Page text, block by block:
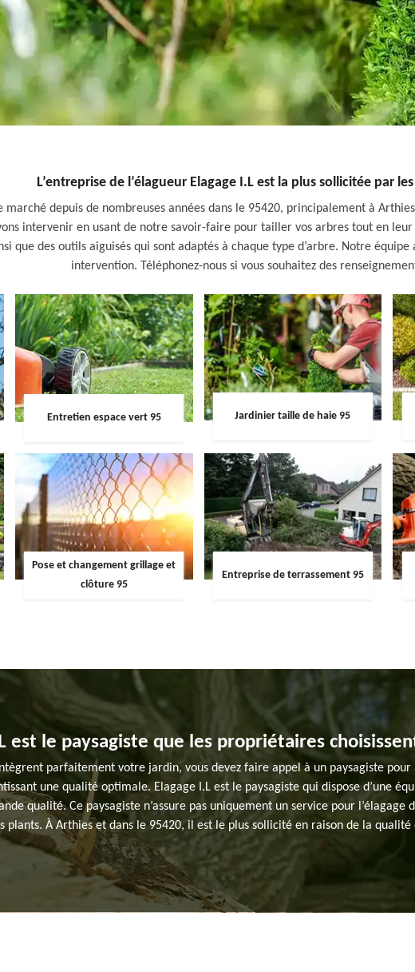
L’entreprise de l’élagueur Elagage I.L est la plus sollicitée par
depuis de nombreuses années dans le 95420, principalement à
intervenir en usant de notre savoir-faire pour tailler vos arbres tout en
que des outils aiguisés qui sont adaptés à chaque type d’arbre. Notre
intervention. Téléphonez-nous si vous souhaitez des
Entretien espace vert 95 Jardinier taille de haie 95
Pose et changement grillage et
clôture 95
Entreprise de terrassement 95
est le paysagiste que les propriétaires
parfaitement votre jardin, vous devez faire appel à un paysagiste
une qualité optimale. Elagage I.L est le paysagiste qui dispose d’une
qualité. Ce paysagiste n’assure pas uniquement un service pour
plants. À Arthies et dans le 95420, il est le plus sollicité en raison de la qualité